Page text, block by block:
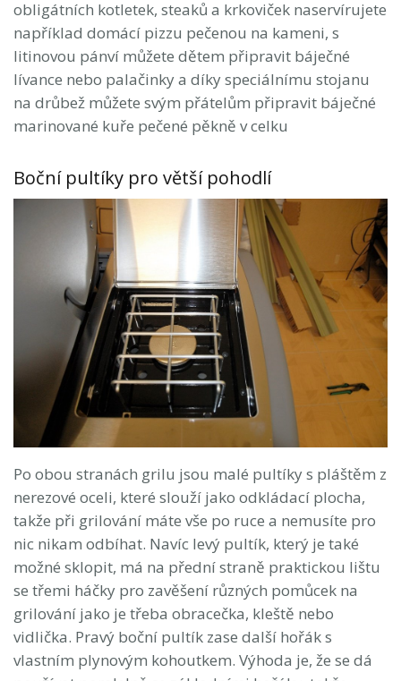
obligátních kotletek, steaků a krkoviček naservírujete
například domácí pizzu pečenou na kameni, s
litinovou pánví můžete dětem připravit báječné
lívance nebo palačinky a díky speciálnímu stojanu
na drůbež můžete svým přátelům připravit báječné
marinované kuře pečené pěkně v celku
Boční pultíky pro větší pohodlí
Po obou stranách grilu jsou malé pultíky s pláštěm z
nerezové oceli, které slouží jako odkládací plocha,
takže při grilování máte vše po ruce a nemusíte pro
nic nikam odbíhat. Navíc levý pultík, který je také
možné sklopit, má na přední straně praktickou lištu
se třemi háčky pro zavěšení různých pomůcek na
grilování jako je třeba obracečka, kleště nebo
vidlička. Pravý boční pultík zase další hořák s
vlastním plynovým kohoutkem. Výhoda je, že se dá